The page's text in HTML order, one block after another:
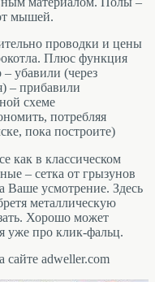
мышей.
проводки и цены
Плюс функция
убавили (через
– прибавили
схеме
потребляя
пока построите)
как в классическом
– сетка от грызунов
Ваше усмотрение. Здесь
металлическую
Хорошо может
уже про клик-фальц.
adweller.com